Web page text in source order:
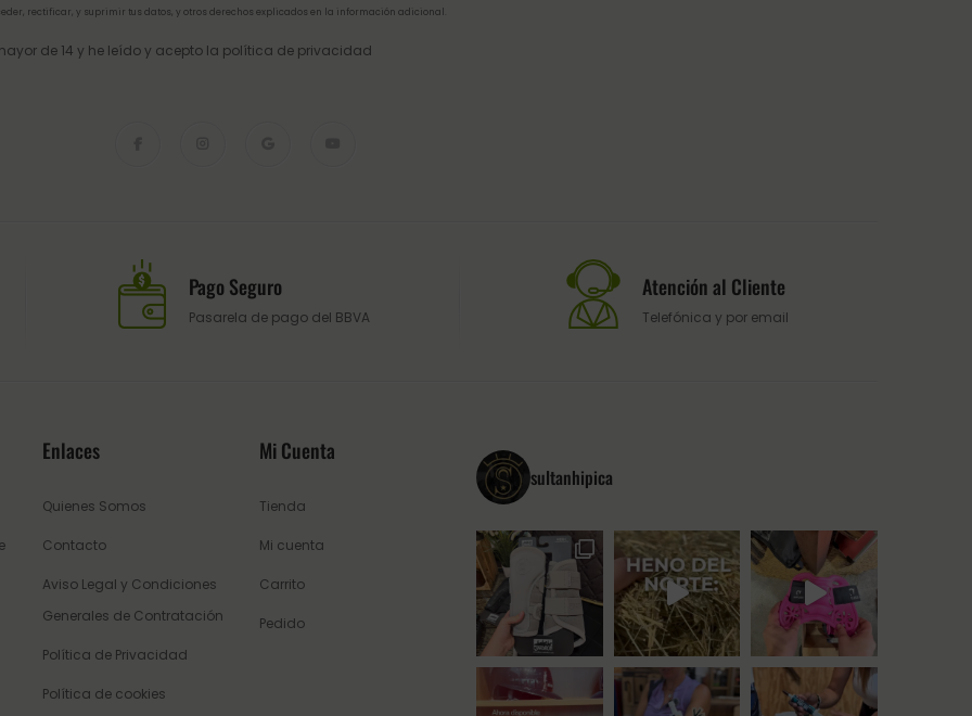
rectificar, y suprimir tus datos, y otros derechos explicados en la información adicional
de 14 y he leído y acepto la política de privacidad
Pago Seguro
Pasarela de pago del BBVA
Atención al Cliente
Telefónica y por email
Enlaces
Quienes Somos
Contacto
Aviso Legal y Condiciones
Generales de Contratación
Política de Privacidad
Política de cookies
Mi Cuenta
Tienda
Mi cuenta
Carrito
Pedido
sultanhipica